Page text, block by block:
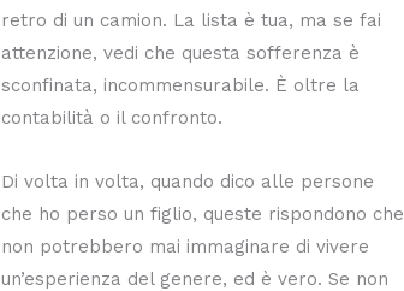
retro di un camion. La lista è tua, ma se fai
attenzione, vedi che questa sofferenza è
sconfinata, incommensurabile. È oltre la
contabilità o il confronto.
Di volta in volta, quando dico alle persone
che ho perso un figlio, queste rispondono che
non potrebbero mai immaginare di vivere
un’esperienza del genere, ed è vero. Se non